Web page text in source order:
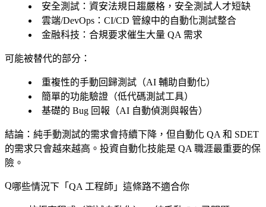
安全測試 ：資安法規日趨嚴格，安全測試人才短缺
雲端/DevOps ：CI/CD 管線中的自動化測試整合
金融科技 ：合規要求催生大量 QA 需求
可能被替代的部分：
重複性的手動回歸測試（AI 輔助自動化）
簡單的功能驗證（低代碼測試工具）
基礎的 Bug 回報（AI 自動偵測與報告）
結論 ：純手動測試的需求會持續下降，但自動化 QA 和 SDET
的需求只會越來越高。投資自動化技能是 QA 職涯最重要的保
險。
哪些情況下「QA 工程師」這條路不適合你